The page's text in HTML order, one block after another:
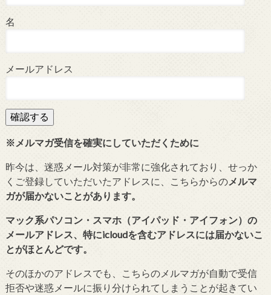
名
メールアドレス
※メルマガ受信を確実にしていただくために
昨今は、迷惑メール対策が非常に強化されており、せっか
くご登録していただいたアドレスに、こちらからのメルマ
ガが届かないことがあります。
マック系パソコン・スマホ（アイパッド・アイフォン）の
メールアドレス、特にicloudを含むアドレスには届かないこ
とがほとんどです。
そのほかのアドレスでも、こちらのメルマガが自動で受信
拒否や迷惑メールに振り分けられてしまうことが起きてい